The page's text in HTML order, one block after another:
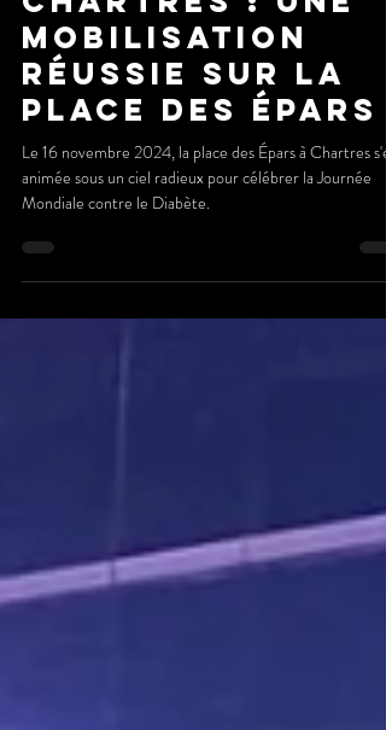
le Diabète à
Chartres : Une
Mobilisation
Réussie sur la
Place des Épars
animée sous un ciel radieux pour célébrer la Journée
Mondiale contre le Diabète.